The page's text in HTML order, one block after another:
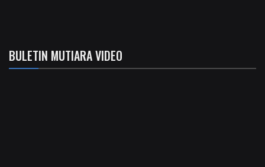
BULETIN MUTIARA VIDEO